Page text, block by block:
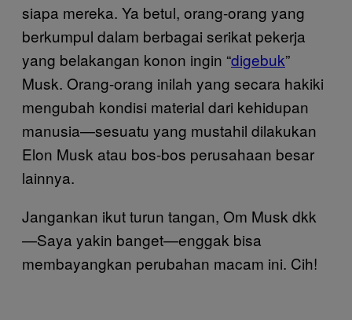
siapa mereka. Ya betul, orang-orang yang
berkumpul dalam berbagai serikat pekerja
yang belakangan konon ingin “digebuk”
Musk. Orang-orang inilah yang secara hakiki
mengubah kondisi material dari kehidupan
manusia—sesuatu yang mustahil dilakukan
Elon Musk atau bos-bos perusahaan besar
lainnya.
Jangankan ikut turun tangan, Om Musk dkk
—Saya yakin banget—enggak bisa
membayangkan perubahan macam ini. Cih!